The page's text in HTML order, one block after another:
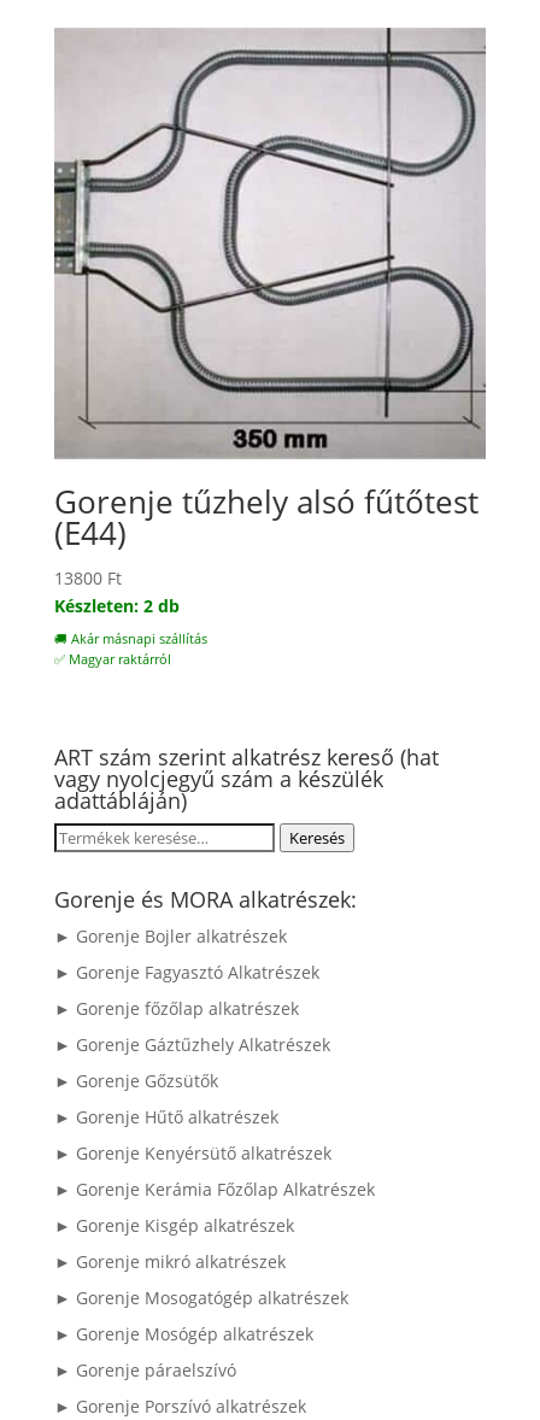
Gorenje tűzhely alsó fűtőtest
(E44)
13800 Ft
Készleten: 2 db
🚚 Akár másnapi szállítás
✅ Magyar raktárról
ART szám szerint alkatrész kereső (hat
vagy nyolcjegyű szám a készülék
adattábláján)
Keresés
következőre:
Keresés
Gorenje és MORA alkatrészek:
► Gorenje Bojler alkatrészek
► Gorenje Fagyasztó Alkatrészek
► Gorenje főzőlap alkatrészek
► Gorenje Gáztűzhely Alkatrészek
► Gorenje Gőzsütők
► Gorenje Hűtő alkatrészek
► Gorenje Kenyérsütő alkatrészek
► Gorenje Kerámia Főzőlap Alkatrészek
► Gorenje Kisgép alkatrészek
► Gorenje mikró alkatrészek
► Gorenje Mosogatógép alkatrészek
► Gorenje Mosógép alkatrészek
► Gorenje páraelszívó
► Gorenje Porszívó alkatrészek